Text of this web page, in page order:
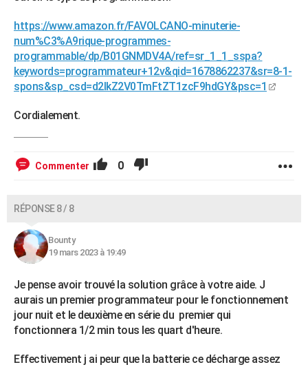
https://www.amazon.fr/FAVOLCANO-minuterie-
num%C3%A9rique-programmes-
programmable/dp/B01GNMDV4A/ref=sr_1_1_sspa?
keywords=programmateur+12v&qid=1678862237&sr=8-1-
spons&sp_csd=d2lkZ2V0TmFtZT1zcF9hdGY&psc=1
Cordialement.
Commenter 0
RÉPONSE 8 / 8
Bounty
19 mars 2023 à 19:49
Je pense avoir trouvé la solution grâce à votre aide. J
aurais un premier programmateur pour le fonctionnement
jour nuit et le deuxième en série du premier qui
fonctionnera 1/2 min tous les quart d'heure.
Effectivement j ai peur que la batterie ce décharge assez